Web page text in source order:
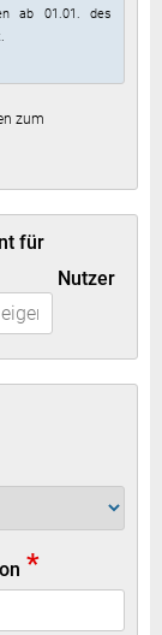
ab 01.01. des
zum
für
Nutzer
*